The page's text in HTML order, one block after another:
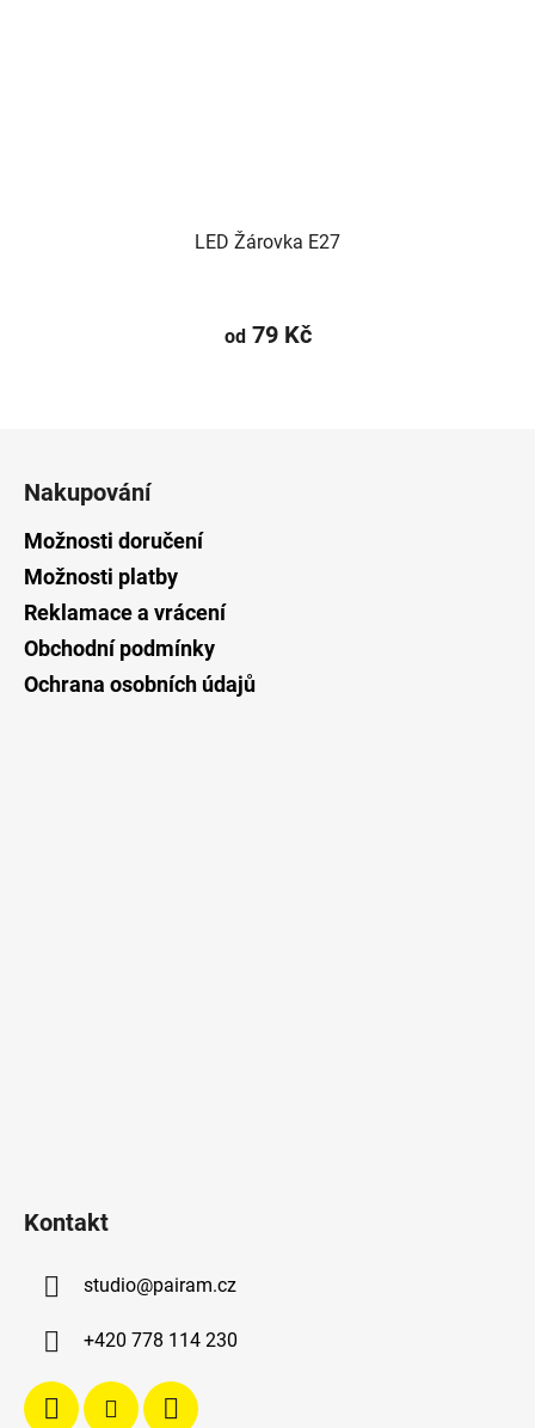
LED Žárovka E27
od79 Kč
Nakupování
Možnosti doručení
Možnosti platby
Reklamace a vrácení
Obchodní podmínky
Ochrana osobních údajů
Kontakt
studio@pairam.cz
+420 778 114 230